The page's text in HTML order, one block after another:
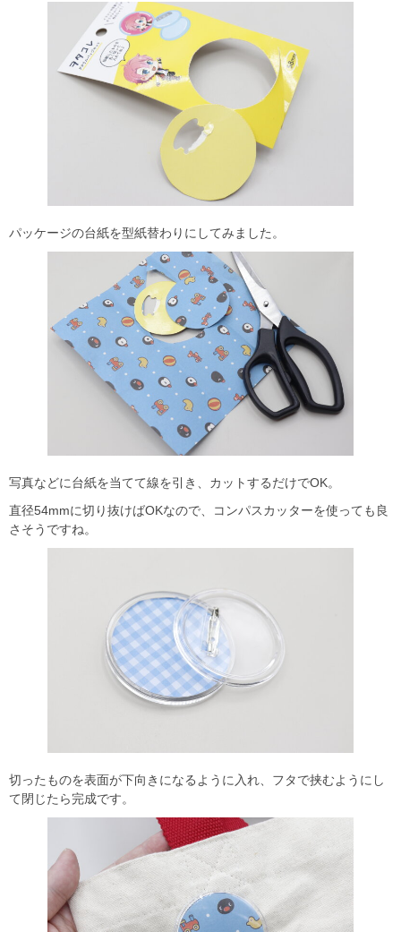
パッケージの台紙を型紙替わりにしてみました。
写真などに台紙を当てて線を引き、カットするだけでOK。
直径54mmに切り抜けばOKなので、コンパスカッターを使っても良
さそうですね。
切ったものを表面が下向きになるように入れ、フタで挟むようにし
て閉じたら完成です。